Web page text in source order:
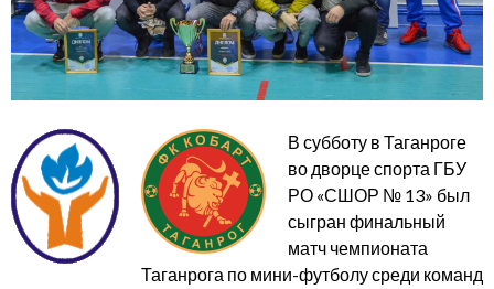
В субботу в Таганроге
во дворце спорта ГБУ
РО «СШОР № 13» был
сыгран финальный
матч чемпионата
Таганрога по мини-футболу среди команд